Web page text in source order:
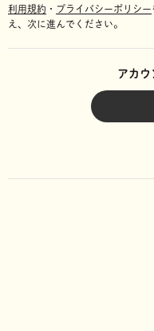
利用規約 ・ プライバシーポリシー
え、次に進んでください。
アカウ